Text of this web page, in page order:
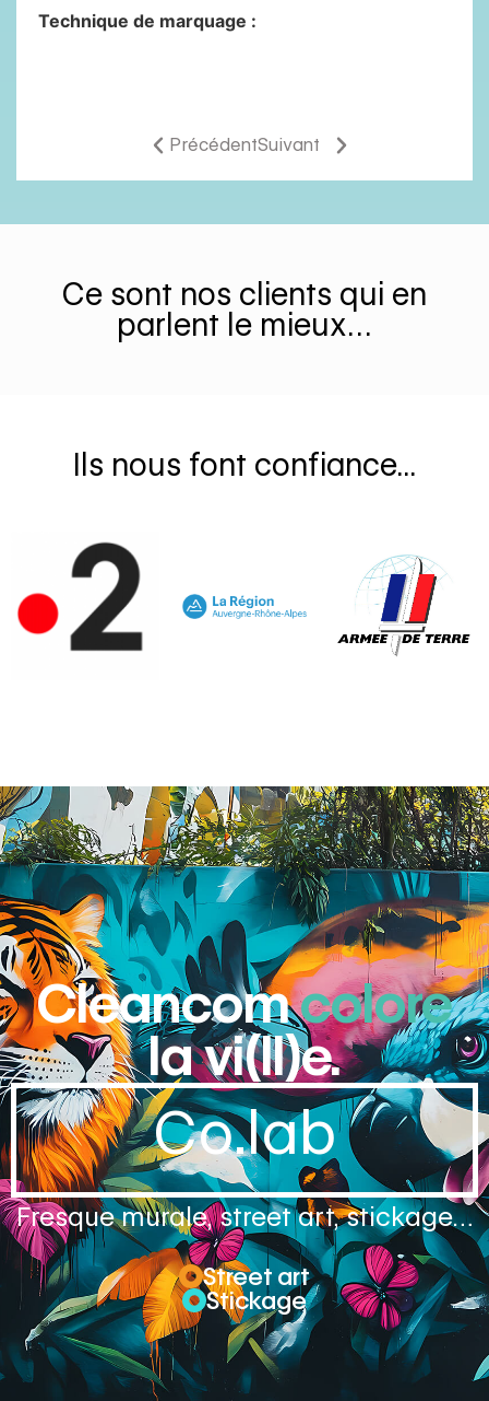
Technique de marquage :
PrécédentSuivant
Ce sont nos clients qui en
parlent le mieux…
Ils nous font confiance...
Cleancomcolore
la vi(ll)e.
Co.lab
Fresque murale, street art, stickage…
Street art
Stickage